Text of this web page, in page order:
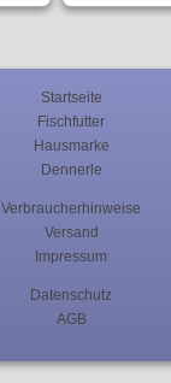
Startseite
Fischfutter
Hausmarke
Dennerle
Verbraucherhinweise
Versand
Impressum
Datenschutz
AGB